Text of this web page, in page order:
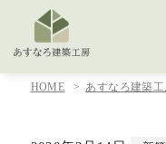
HOME あすなろ建築